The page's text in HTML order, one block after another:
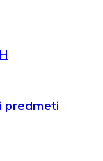
predmeti